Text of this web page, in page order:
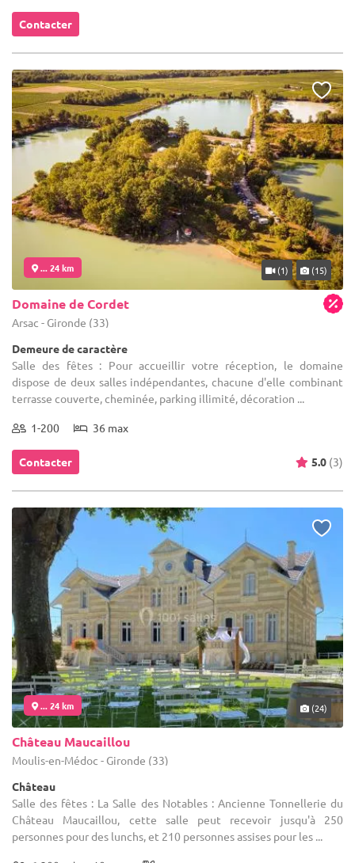
Contacter
... 24 km (1) (15)
Domaine de Cordet
Arsac - Gironde (33)
Demeure de caractère
Salle des fêtes : Pour accueillir votre réception, le domaine
dispose de deux salles indépendantes, chacune d'elle combinant
terrasse couverte, cheminée, parking illimité, décoration ...
1-200 36 max
Contacter 5.0 (3)
... 24 km (24)
Château Maucaillou
Moulis-en-Médoc - Gironde (33)
Château
Salle des fêtes : La Salle des Notables : Ancienne Tonnellerie du
Château Maucaillou, cette salle peut recevoir jusqu'à 250
personnes pour des lunchs, et 210 personnes assises pour les ...